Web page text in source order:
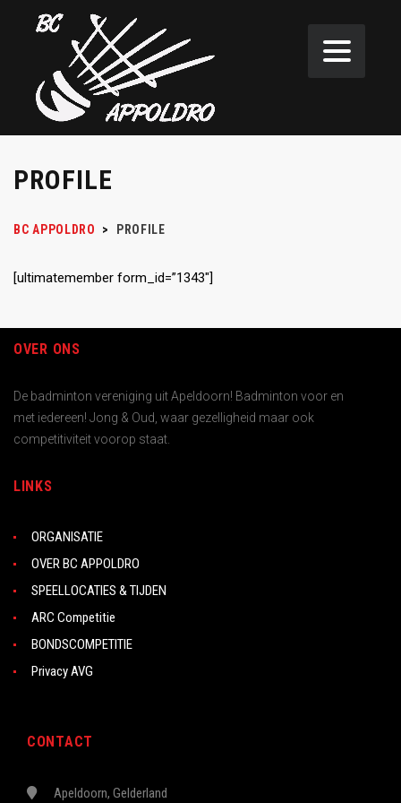
PROFILE
BC APPOLDRO > PROFILE
[ultimatemember form_id=”1343″]
OVER ONS
De badminton vereniging uit Apeldoorn! Badminton voor en
met iedereen! Jong & Oud, waar gezelligheid maar ook
competitiviteit voorop staat.
LINKS
ORGANISATIE
OVER BC APPOLDRO
SPEELLOCATIES & TIJDEN
ARC Competitie
BONDSCOMPETITIE
Privacy AVG
CONTACT
Apeldoorn, Gelderland